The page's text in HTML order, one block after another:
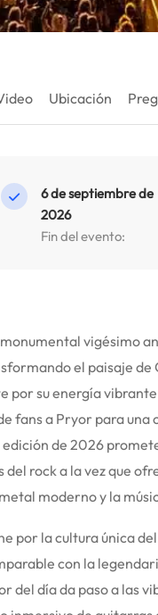
Ubicación
6 de septiembre de
2026
Fin del evento:
vigésimo
el paisaje de
por su energía
fans a Pryor para
edición de 2026
rock a la vez que
moderno y la
por la cultura única
con la
del día da paso a las